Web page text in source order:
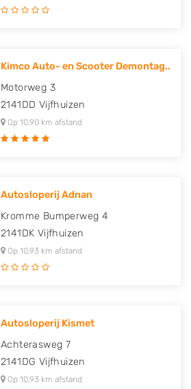
Kimco Auto- en Scooter Demontag..
Motorweg 3
2141DD Vijfhuizen
Op 10,90 km afstand
Autosloperij Adnan
Kromme Bumperweg 4
2141DK Vijfhuizen
Op 10,93 km afstand
Autosloperij Kismet
Achterasweg 7
2141DG Vijfhuizen
Op 10,93 km afstand